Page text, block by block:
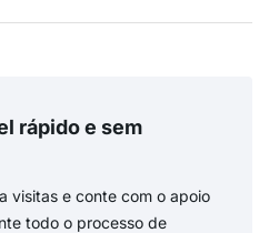
rápido e sem
visitas e conte com o apoio
todo o processo de